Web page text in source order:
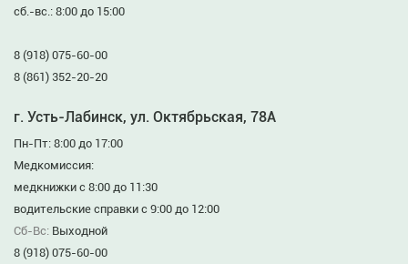
сб.-вс.: 8:00 до 15:00
8 (918) 075-60-00
8 (861) 352-20-20
г. Усть-Лабинск, ул. Октябрьская, 78А
Пн-Пт: 8:00 до 17:00
Медкомиссия:
медкнижки с 8:00 до 11:30
водительские справки с 9:00 до 12:00
Сб-Вс: Выходной
8 (918) 075-60-00